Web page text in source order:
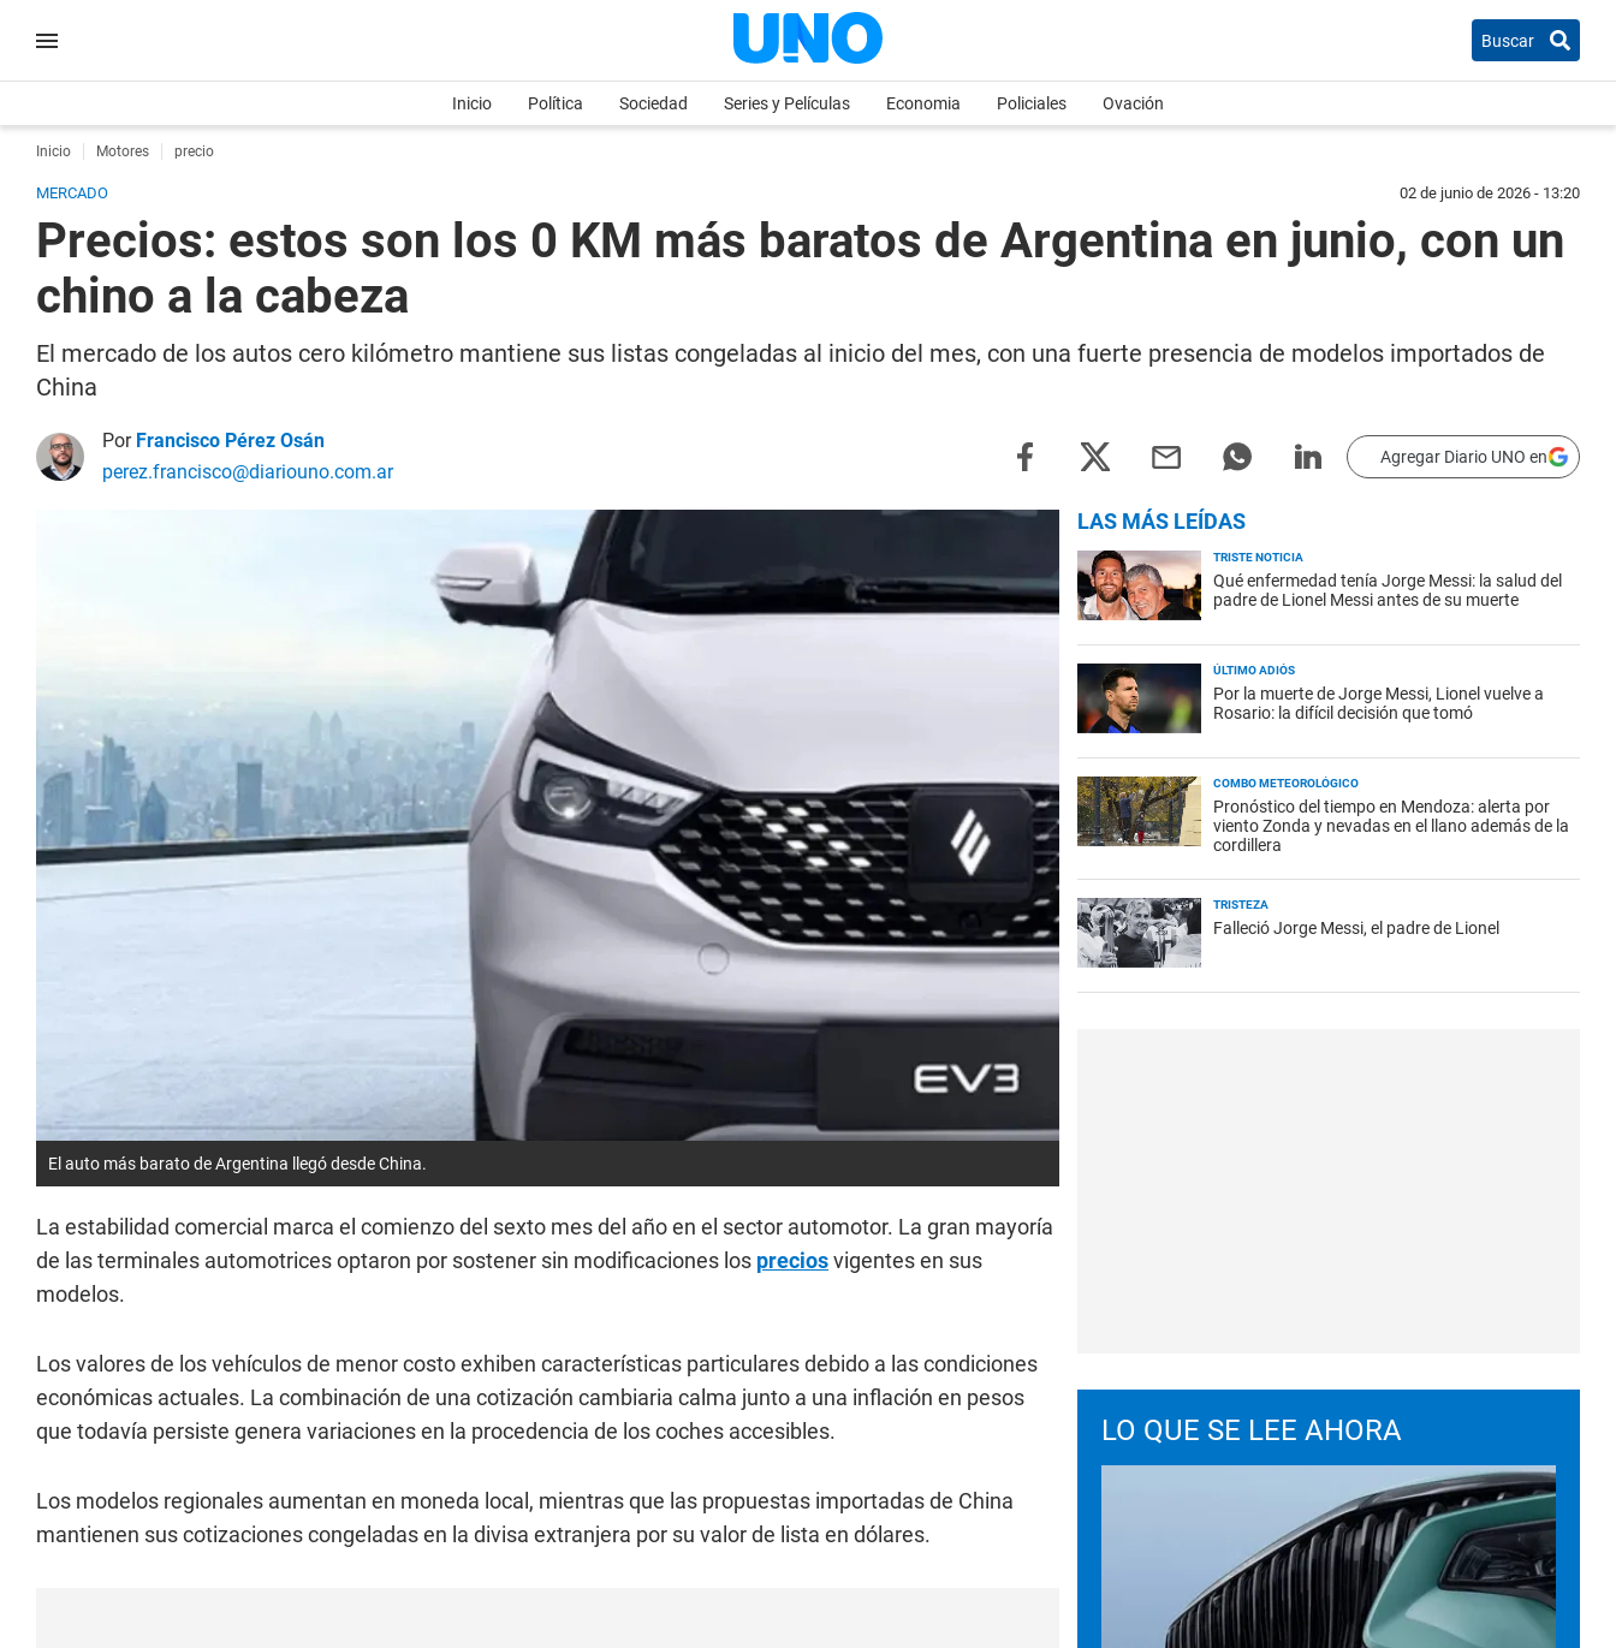
Buscar
Inicio Política Sociedad Series y Películas Economia Policiales Ovación
Inicio Motores precio
MERCADO 02 de junio de 2026 - 13:20
Precios: estos son los 0 KM más baratos de Argentina en junio, con un
chino a la cabeza
El mercado de los autos cero kilómetro mantiene sus listas congeladas al inicio del mes, con una fuerte presencia de modelos importados de
China
Por Francisco Pérez Osán
perez.francisco@diariouno.com.ar
Agregar Diario UNO en
El auto más barato de Argentina llegó desde China.
La estabilidad comercial marca el comienzo del sexto mes del año en el sector automotor. La gran mayoría
de las terminales automotrices optaron por sostener sin modificaciones los preciosvigentes en sus
modelos.
Los valores de los vehículos de menor costo exhiben características particulares debido a las condiciones
económicas actuales. La combinación de una cotización cambiaria calma junto a una inflación en pesos
que todavía persiste genera variaciones en la procedencia de los coches accesibles.
Los modelos regionales aumentan en moneda local, mientras que las propuestas importadas de China
mantienen sus cotizaciones congeladas en la divisa extranjera por su valor de lista en dólares.
LAS MÁS LEÍDAS
TRISTE NOTICIA
Qué enfermedad tenía Jorge Messi: la salud del
padre de Lionel Messi antes de su muerte
ÚLTIMO ADIÓS
Por la muerte de Jorge Messi, Lionel vuelve a
Rosario: la difícil decisión que tomó
COMBO METEOROLÓGICO
Pronóstico del tiempo en Mendoza: alerta por
viento Zonda y nevadas en el llano además de la
cordillera
TRISTEZA
Falleció Jorge Messi, el padre de Lionel
LO QUE SE LEE AHORA